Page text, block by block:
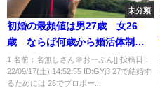
未分類
初婚の最頻値は男27歳 女26
歳 ならば何歳から婚活体制に
入れば良いのか？
1 名前：名無しさん＠おーぷん[] 投稿日：
22/09/17(土) 14:52:55 ID:GYj3 27で結婚す
るためには 26でプロポー...